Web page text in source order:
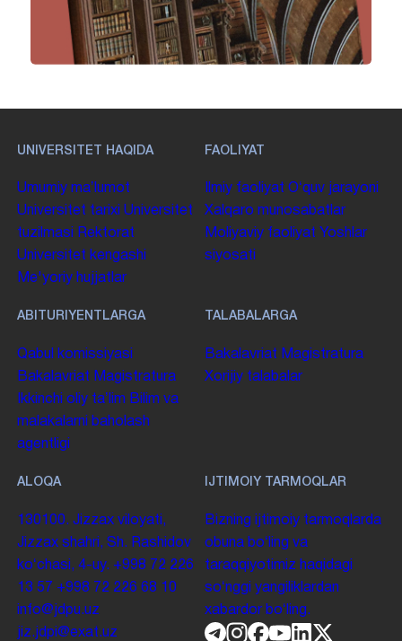
UNIVERSITET HAQIDA
Umumiy maʼlumot
Universitet tarixi Universitet
tuzilmasi
Rektorat
Universitet kengashi
Me'yoriy hujjatlar
FAOLIYAT
Ilmiy faoliyat Oʻquv jarayoni
Xalqaro munosabatlar
Moliyaviy faoliyat Yoshlar
siyosati
ABITURIYENTLARGA
Qabul komissiyasi
Bakalavriat Magistratura
Ikkinchi oliy taʼlim Bilim va
malakalarni baholash
agentligi
TALABALARGA
Bakalavriat Magistratura
Xorijiy talabalar
ALOQA
130100. Jizzax viloyati,
Jizzax shahri, Sh. Rashidov
koʻchasi, 4-uy. +998 72 226
13 57 +998 72 226 68 10
info@jdpu.uz
jiz.jdpi@exat.uz
IJTIMOIY TARMOQLAR
Bizning ijtimoiy tarmoqlarda
obuna boʻling va
taraqqiyotimiz haqidagi
soʻnggi yangiliklardan
xabardor boʻling.